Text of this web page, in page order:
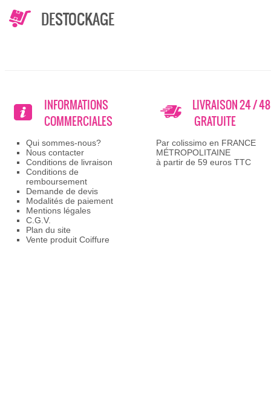
DESTOCKAGE
INFORMATIONS
COMMERCIALES
Qui sommes-nous?
Nous contacter
Conditions de livraison
Conditions de
remboursement
Demande de devis
Modalités de paiement
Mentions légales
C.G.V.
Plan du site
Vente produit Coiffure
LIVRAISON 24 /
GRATUITE
Par colissimo en FRANCE
MÉTROPOLITAINE
à partir de 59 euros TTC